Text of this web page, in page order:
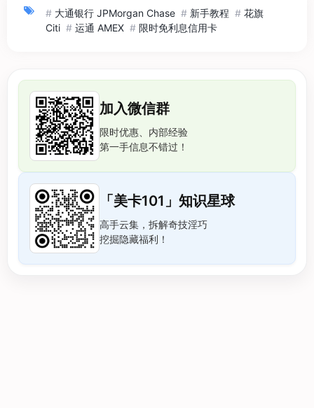
# 大通银行 JPMorgan Chase # 新手教程 # 花旗
Citi # 运通 AMEX # 限时免利息信用卡
加入微信群
限时优惠、内部经验
第一手信息不错过！
「美卡101」知识星球
高手云集，拆解奇技淫巧
挖掘隐藏福利！